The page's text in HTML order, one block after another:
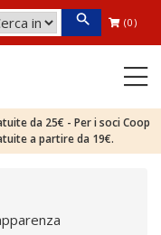
(0)
da 25€ - Per i soci Coop
a partire da 19€.